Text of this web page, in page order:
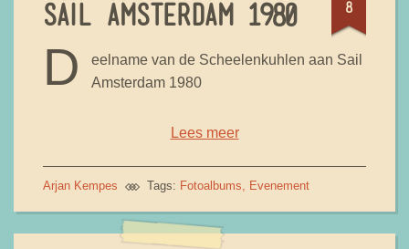
8
SAIL AMSTERDAM 1980
D
eelname van de Scheelenkuhlen aan Sail
Amsterdam 1980
Lees meer
Arjan Kempes Tags: Fotoalbums Evenement